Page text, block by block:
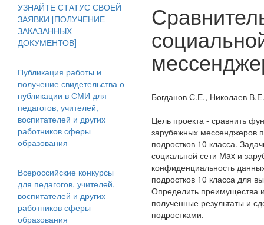
УЗНАЙТЕ СТАТУС СВОЕЙ
ЗАЯВКИ [ПОЛУЧЕНИЕ
ЗАКАЗАННЫХ
ДОКУМЕНТОВ]
Публикация работы и
получение свидетельства о
публикации в СМИ для
педагогов, учителей,
воспитателей и других
работников сферы
образования
Всероссийские конкурсы
для педагогов, учителей,
воспитателей и других
работников сферы
образования
Богданов С.Е., Николаев
Цель проекта - сравнить
зарубежных мессенджеров
подростков 10 класса.
социальной сети Max и
конфиденциальность
подростков 10 класса для
Определить преимущества
полученные результаты и
подростками.